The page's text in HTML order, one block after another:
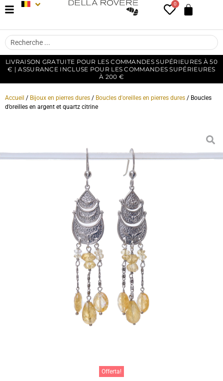
0
LIVRAISON GRATUITE POUR LES COMMANDES SUPÉRIEURES À 50
€ | ASSURANCE INCLUSE POUR LES COMMANDES SUPÉRIEURES
À 200 €
Accueil / Bijoux en pierres dures / Boucles d'oreilles en pierres dures / Boucles
d’oreilles en argent et quartz citrine
Offerta!